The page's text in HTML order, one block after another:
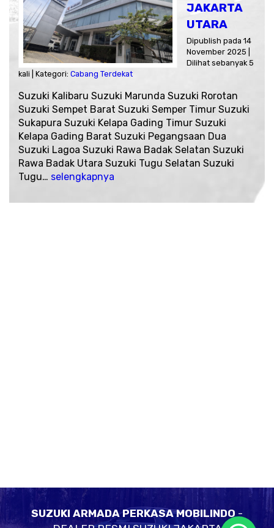
JAKARTA
UTARA
Dipublish pada 14
November 2025 |
Dilihat sebanyak 5
kali | Kategori: Cabang Terdekat
Suzuki Kalibaru Suzuki Marunda Suzuki Rorotan
Suzuki Sempet Barat Suzuki Semper Timur Suzuki
Sukapura Suzuki Kelapa Gading Timur Suzuki
Kelapa Gading Barat Suzuki Pegangsaan Dua
Suzuki Lagoa Suzuki Rawa Badak Selatan Suzuki
Rawa Badak Utara Suzuki Tugu Selatan Suzuki
Tugu… selengkapnya
SUZUKI ARMADA PERKASA MOBILINDO-